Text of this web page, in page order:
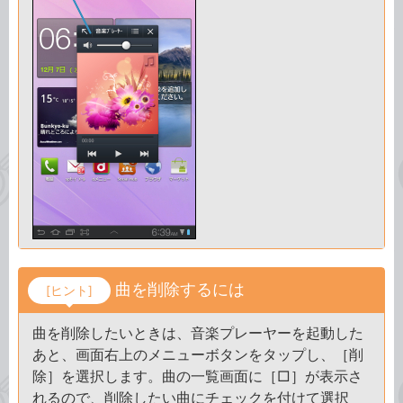
[ヒント] 曲を削除するには
曲を削除したいときは、音楽プレーヤーを起動した
あと、画面右上のメニューボタンをタップし、［削
除］を選択します。曲の一覧画面に［□］が表示さ
れるので、削除したい曲にチェックを付けて選択